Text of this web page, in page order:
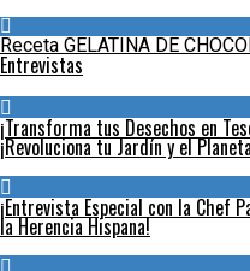
Receta GELATINA DE
Entrevistas
¡Transforma tus Desechos en
¡Revoluciona tu Jardín y el
¡Entrevista Especial con la Chef
la Herencia Hispana!